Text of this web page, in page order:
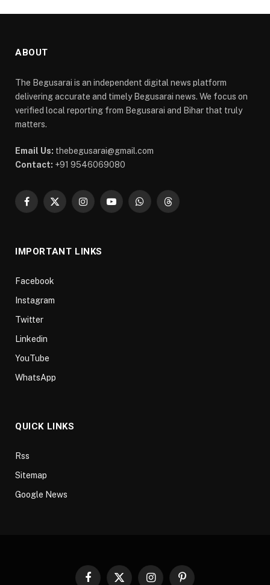
ABOUT
The Begusarai is an independent digital news platform
delivering accurate and timely Begusarai news. We focus on
verified local reporting from Begusarai and Bihar that truly
matters.
Email Us: thebegusarai@gmail.com
Contact: +91 9546069080
Facebook
X
InstagramYouTubeWhatsAppThreads
IMPORTANT LINKS
Facebook
Instagram
Twitter
Linkedin
YouTube
WhatsApp
QUICK LINKS
Rss
Sitemap
Google News
Facebook
X InstagramPinterest